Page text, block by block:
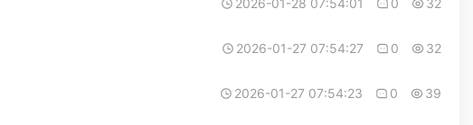
2026-01-28 07:54:01 0 32
2026-01-27 07:54:27 0 32
2026-01-27 07:54:23 0 39